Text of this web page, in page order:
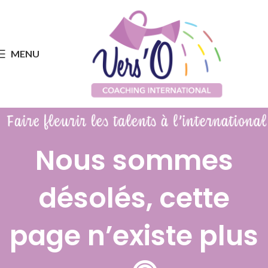
MENU
Nous sommes
désolés, cette
page n’existe plus